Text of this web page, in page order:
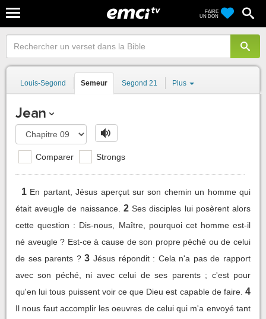
FAIRE
UN DON
Louis-Segond Semeur Segond 21 Plus
Jean
Comparer Strongs
1 En partant, Jésus aperçut sur son chemin un homme qui
était aveugle de naissance. 2 Ses disciples lui posèrent alors
cette question : Dis-nous, Maître, pourquoi cet homme est-il
né aveugle ? Est-ce à cause de son propre péché ou de celui
de ses parents ? 3 Jésus répondit : Cela n'a pas de rapport
avec son péché, ni avec celui de ses parents ; c'est pour
qu'en lui tous puissent voir ce que Dieu est capable de faire. 4
Il nous faut accomplir les oeuvres de celui qui m'a envoyé tant